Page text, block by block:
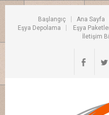
Başlangıç Ana Sayfa
Eşya Depolama
Eşya
İletişim